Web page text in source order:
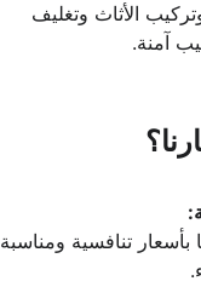
الأثاث وتغليف
آمنة.
بأسعار تنافسية ومناسبة